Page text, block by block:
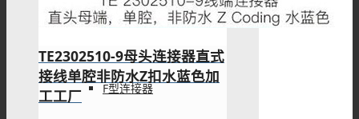
SMB连接器
F型连接器
TE2302510-9母头连接器直式
接线单腔非防水Z扣水蓝色加
工工厂